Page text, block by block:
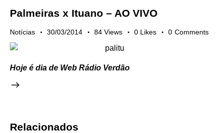
Palmeiras x Ituano – AO VIVO
Notícias 30/03/2014 84 Views 0 Likes 0 Comments
Hoje é dia de Web Rádio Verdão
Relacionados